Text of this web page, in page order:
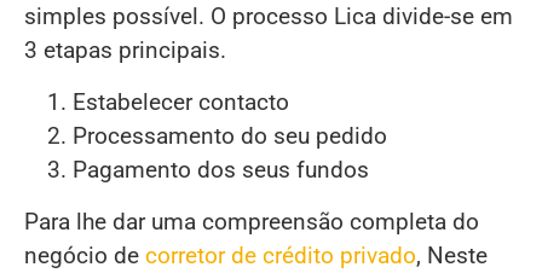
simples possível. O processo Lica divide-se em
3 etapas principais.
Estabelecer contacto
Processamento do seu pedido
Pagamento dos seus fundos
Para lhe dar uma compreensão completa do
negócio de corretor de crédito privado, Neste